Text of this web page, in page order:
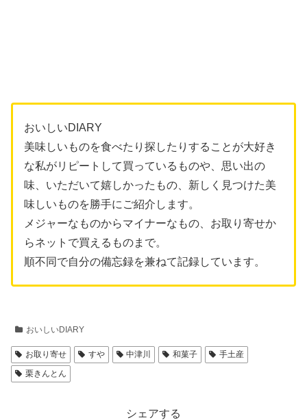
おいしいDIARY
美味しいものを食べたり探したりすることが大好き
な私がリピートして買っているものや、思い出の
味、いただいて嬉しかったもの、新しく見つけた美
味しいものを勝手にご紹介します。
メジャーなものからマイナーなもの、お取り寄せか
らネットで買えるものまで。
順不同で自分の備忘録を兼ねて記録しています。
おいしいDIARY
お取り寄せ すや 中津川 和菓子
手土産
栗きんとん
シェアする